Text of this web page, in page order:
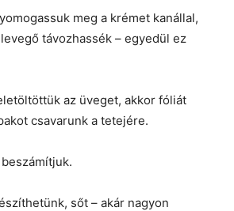
meg a krémet kanállal,
távozhassék – egyedül ez
az üveget, akkor fóliát
csavarunk a tetejére.
sőt – akár nagyon